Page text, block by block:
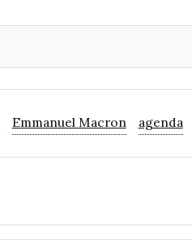
Emmanuel Macron agenda